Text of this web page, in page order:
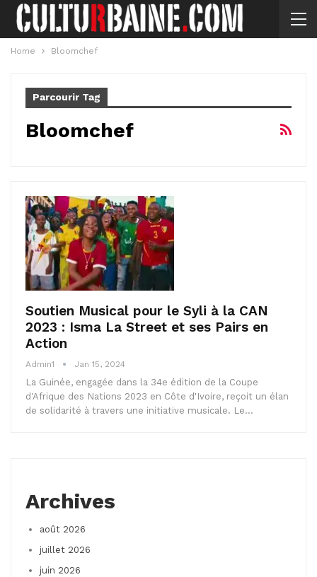
Home Bloomchef
Parcourir Tag
Bloomchef
Soutien Musical pour le Syli à la CAN
2023 : Isma La Street et ses Pairs en
Action
Admin1 Jan 15, 2024
La Guinée, engagée dans la 34e édition de la Coupe
d'Afrique des Nations 2023 en Côte d'Ivoire, reçoit un élan
de solidarité à travers une initiative musicale. Le…
Archives
août 2026
juillet 2026
juin 2026